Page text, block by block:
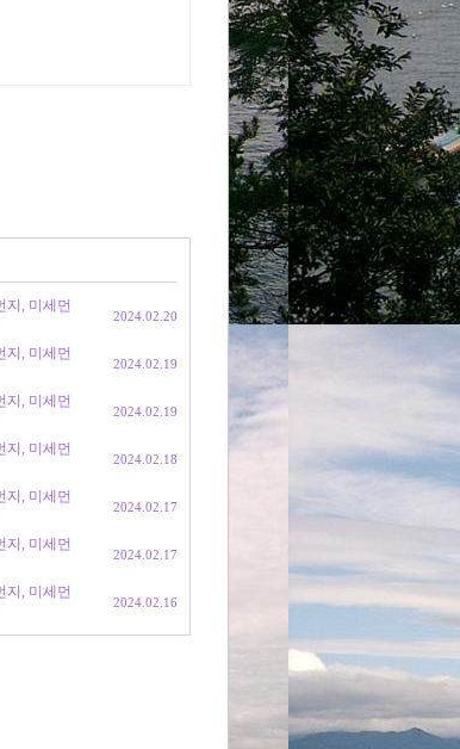
지, 미세먼
2024.02.20
지, 미세먼
2024.02.19
지, 미세먼
2024.02.19
지, 미세먼
2024.02.18
지, 미세먼
2024.02.17
지, 미세먼
2024.02.17
지, 미세먼
2024.02.16